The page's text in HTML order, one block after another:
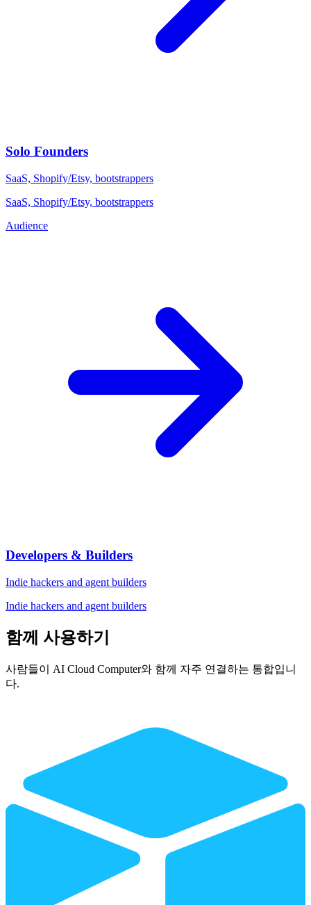
Solo Founders
SaaS, Shopify/Etsy, bootstrappers
SaaS, Shopify/Etsy, bootstrappers
Audience
Developers & Builders
Indie hackers and agent builders
Indie hackers and agent builders
함께 사용하기
사람들이 AI Cloud Computer와 함께 자주 연결하는 통합입니
다.